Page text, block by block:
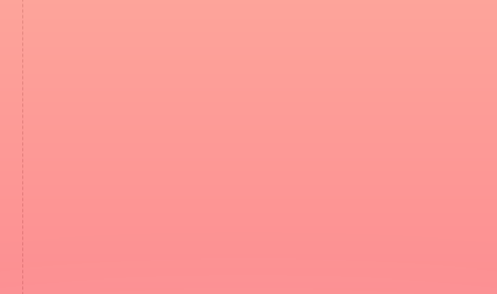
[
Positionnez vos budgets
d'acquisition sur des prospects
qualifiés en ITE
Un dispositif conçu pour atteindre vos objectifs de
rendez-vous et de chantiers signés.